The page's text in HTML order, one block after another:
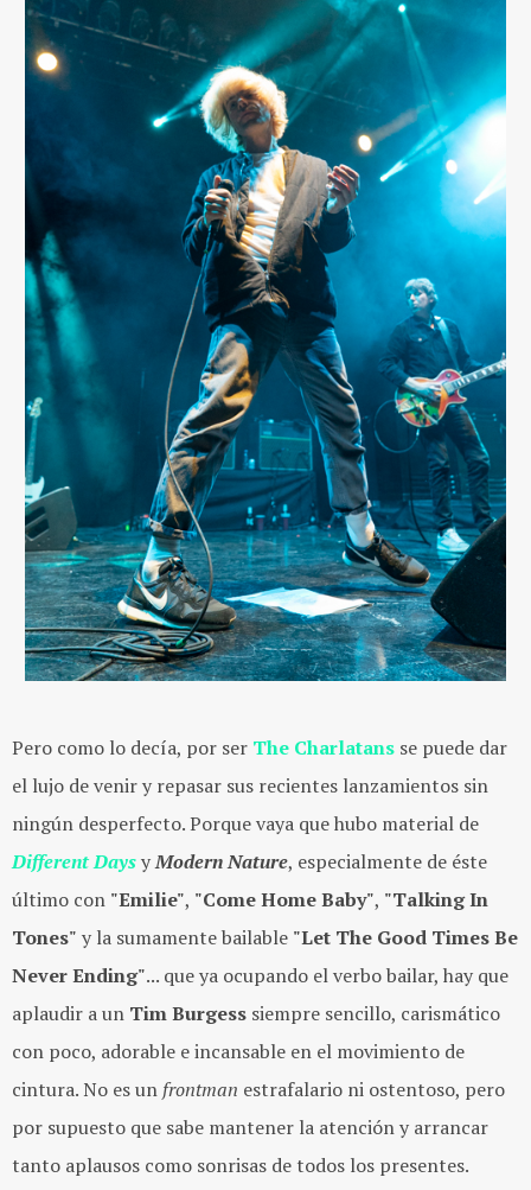
Pero como lo decía, por ser The Charlatans se puede dar
el lujo de venir y repasar sus recientes lanzamientos sin
ningún desperfecto. Porque vaya que hubo material de
Different DaysyModern Nature, especialmente de éste
último con "Emilie", "Come Home Baby", "Talking In
Tones" y la sumamente bailable "Let The Good Times Be
Never Ending"... que ya ocupando el verbo bailar, hay que
aplaudir a un Tim Burgess siempre sencillo, carismático
con poco, adorable e incansable en el movimiento de
cintura. No es un frontman estrafalario ni ostentoso, pero
por supuesto que sabe mantener la atención y arrancar
tanto aplausos como sonrisas de todos los presentes.